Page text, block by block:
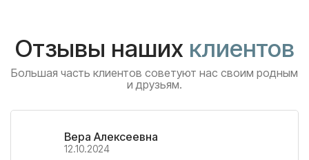
Отзывы наших клиентов
Большая часть клиентов советуют нас своим родным
и друзьям.
Вера Алексеевна
12.10.2024